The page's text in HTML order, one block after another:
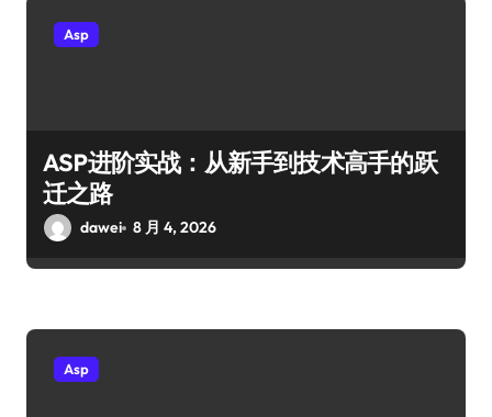
Asp
ASP进阶实战：从新手到技术高手的跃
迁之路
dawei 8 月 4, 2026
Asp